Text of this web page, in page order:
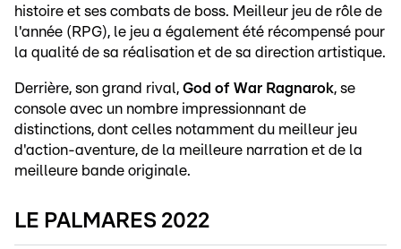
histoire et ses combats de boss. Meilleur jeu de rôle de
l'année (RPG), le jeu a également été récompensé pour
la qualité de sa réalisation et de sa direction artistique.
Derrière, son grand rival, God of War Ragnarok, se
console avec un nombre impressionnant de
distinctions, dont celles notamment du meilleur jeu
d'action-aventure, de la meilleure narration et de la
meilleure bande originale.
LE PALMARES 2022